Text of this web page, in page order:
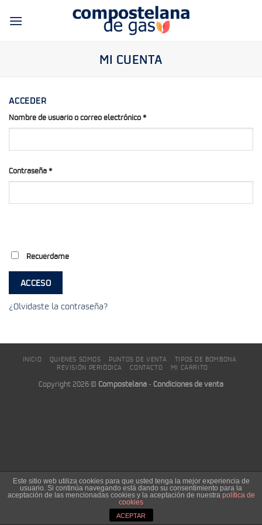
MI CUENTA
ACCEDER
Nombre de usuario o correo electrónico*
Contraseña*
Recuérdame
ACCESO
¿Olvidaste la contraseña?
INICIO QUIENES SOMOS PUNTOS DE VENTA
TIPOS DE BOMBONA
REVISIÓN PERIÓDICA
CONTACTO MI CARRITO
Copyright 2026 © Compostelana - Condiciones de venta
Este sitio web utiliza cookies para que usted tenga la mejor experiencia de
usuario. Si continúa navegando está dando su consentimiento para la
aceptación de las mencionadas cookies y la aceptación de nuestra política de
cookies
ACEPTAR